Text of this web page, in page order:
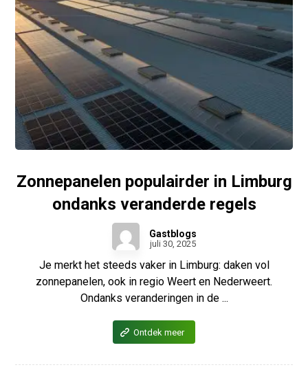
Zonnepanelen populairder in Limburg
ondanks veranderde regels
Gastblogs
juli 30, 2025
Je merkt het steeds vaker in Limburg: daken vol
zonnepanelen, ook in regio Weert en Nederweert.
Ondanks veranderingen in de ...
Ontdek meer